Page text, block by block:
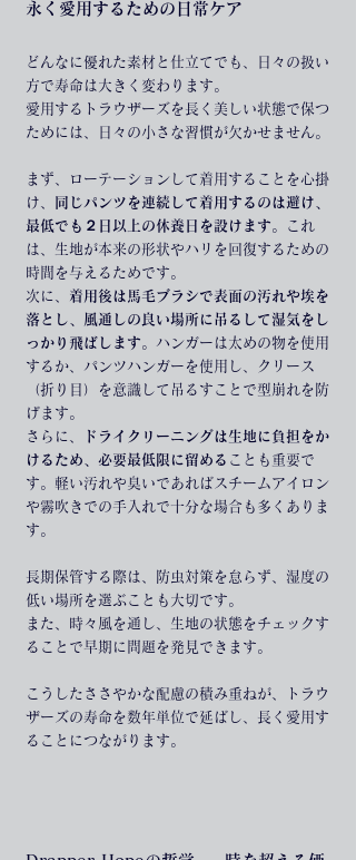
永く愛用するための日常ケア
どんなに優れた素材と仕立てでも、日々の扱い
方で寿命は大きく変わります。
愛用するトラウザーズを長く美しい状態で保つ
ためには、日々の小さな習慣が欠かせません。
まず、ローテーションして着用することを心掛
け、
同じパンツを連続して着用するのは避け、
最低でも２日以上の休養日を設けます。これ
は、生地が本来の形状やハリを回復するための
時間を与えるためです。
次に、 着用後は馬毛ブラシで表面の汚れや埃を
落とし、風通しの良い場所に吊るして湿気をし
っかり飛ばします。ハンガーは太めの物を使用
するか、パンツハンガーを使用し、クリース
（折り目）を意識して吊るすことで型崩れを防
げます。
さらに、
ドライクリーニングは生地に負担をか
けるため、必要最低限に留める ことも重要で
す。軽い汚れや臭いであればスチームアイロン
や霧吹きでの手入れで十分な場合も多くありま
す。
長期保管する際は、防虫対策を怠らず、湿度の
低い場所を選ぶことも大切です。
また、時々風を通し、生地の状態をチェックす
ることで早期に問題を発見できます。
こうしたささやかな配慮の積み重ねが、トラウ
ザーズの寿命を数年単位で延ばし、長く愛用す
ることにつながります。